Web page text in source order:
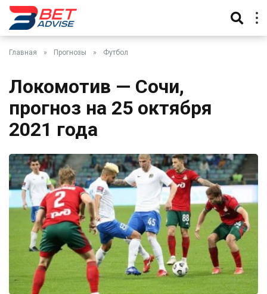
Главная » Прогнозы » Футбол
Локомотив — Сочи,
прогноз на 25 октября
2021 года